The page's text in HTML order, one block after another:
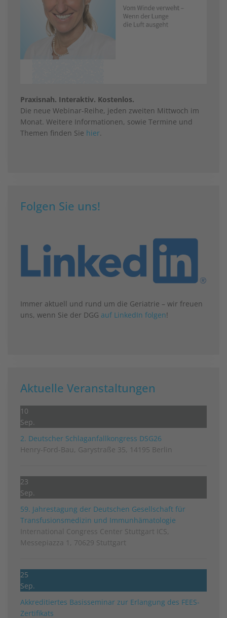
Praxisnah. Interaktiv. Kostenlos.
Die neue Webinar-Reihe, jeden zweiten Mittwoch im
Monat. Weitere Informationen, sowie Termine und
Themen finden Sie hier.
Folgen Sie uns!
Immer aktuell und rund um die Geriatrie – wir freuen
uns, wenn Sie der DGG auf LinkedIn folgen!
Aktuelle Veranstaltungen
10
Sep.
2. Deutscher Schlag­anfall­kongress DSG26
Henry-Ford-Bau, Garystraße 35, 14195 Berlin
23
Sep.
59. Jahrestagung der Deutschen Gesellschaft für
Transfusionsmedizin und Immunhämatologie
International Congress Center Stuttgart ICS,
Messepiazza 1, 70629 Stuttgart
25
Sep.
Akkreditiertes Basisseminar zur Erlangung des FEES-
Zertifikats